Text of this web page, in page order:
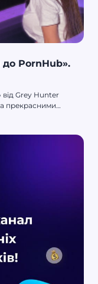
PornHub».
Grey Hunter
прекрасними